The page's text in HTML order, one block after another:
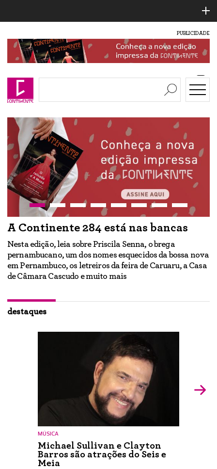
PUBLICIDADE
A Continente 284 está nas bancas
Nesta edição, leia sobre Priscila Senna, o brega
pernambucano, um dos nomes esquecidos da bossa nova
em Pernambuco, os letreiros da feira de Caruaru, a Casa
de Câmara Cascudo e muito mais
destaques
MÚSICA
Michael Sullivan e Clayton
Barros são atrações do Seis e
Meia